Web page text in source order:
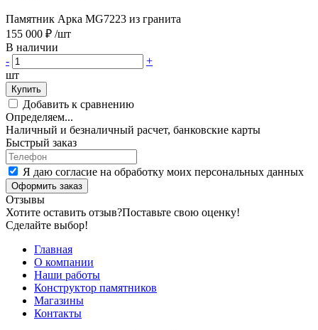
Памятник Арка MG7223 из гранита
155 000 ₽ /шт
В наличии
-
+
шт
Купить
Добавить к сравнению
Определяем...
Наличный и безналичный расчет, банковские карты
Быстрый заказ
Я даю согласие на обработку моих персональных данных
Оформить заказ
Отзывы
Хотите оставить отзыв?Поставьте свою оценку!
Сделайте выбор!
Главная
О компании
Наши работы
Конструктор памятников
Магазины
Контакты